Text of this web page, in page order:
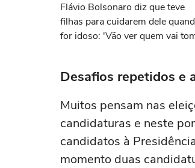
Flávio Bolsonaro diz que teve
filhas para cuidarem dele
for idoso: 'Vão ver quem vai
Desafios repetidos e
Muitos pensam nas
candidaturas e neste
candidatos à
momento duas